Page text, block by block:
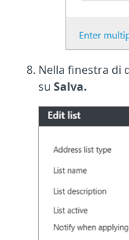
Nella finestra di
su Salva.